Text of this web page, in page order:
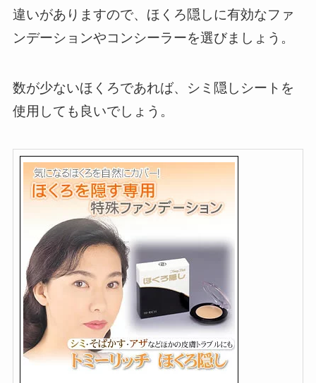
違いがありますので、ほくろ隠しに有効なファ
ンデーションやコンシーラーを選びましょう。
数が少ないほくろであれば、シミ隠しシートを
使用しても良いでしょう。